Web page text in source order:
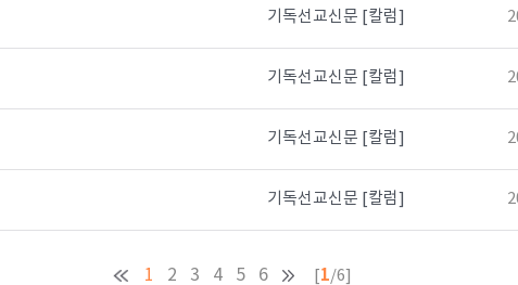
기독선교신문 [칼럼]
기독선교신문 [칼럼]
기독선교신문 [칼럼]
기독선교신문 [칼럼]
1 2 3 4 5 6 [1/6]